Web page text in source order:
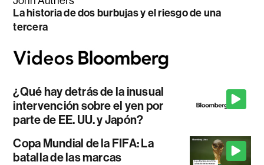
La historia de dos burbujas y el riesgo de una
tercera
¿Qué hay detrás de la inusual
intervención sobre el yen por
parte de EE. UU. y Japón?
Copa Mundial de la FIFA: La
batalla de las marcas